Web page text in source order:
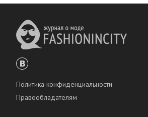
Политика конфиденциальности
Правообладателям